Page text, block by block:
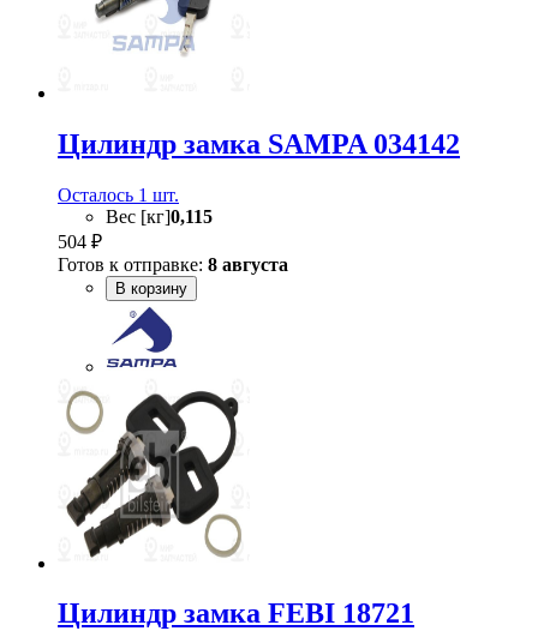
Цилиндр замка SAMPA 034142
Осталось 1 шт.
Вес [кг]0,115
504 ₽
Готов к отправке: 8 августа
В корзину
Цилиндр замка FEBI 18721